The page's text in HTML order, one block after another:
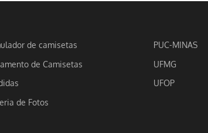
de camisetas
de Camisetas
de Fotos
PUC-MINAS
UFMG
UFOP